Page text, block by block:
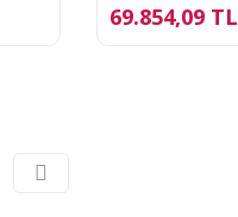
69.854,09 TL